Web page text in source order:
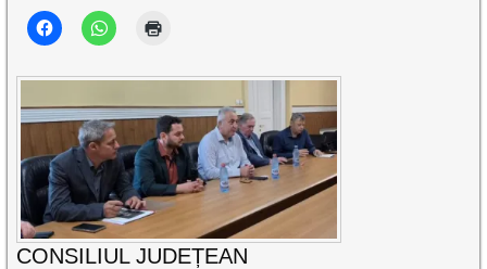
CONSILIUL JUDEȚEAN